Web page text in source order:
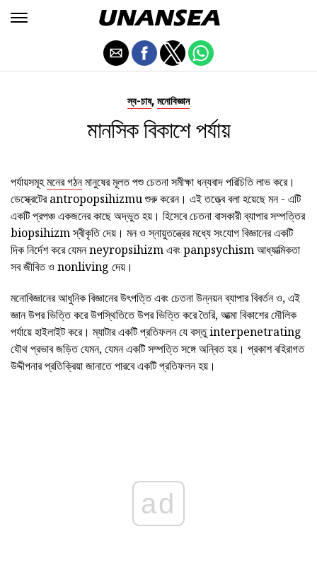
স্ব-চাষ, মনোবিজ্ঞান
মানসিক বিকাশে পর্যায়
পর্যায়সমূহমনের গঠনমানুষের মূলত পশু চেতনা সমীক্ষা ধন্যবাদ পরিচিতি লাভ করে।
ডেস্ক্রেটের antropopsihizmu শুরু করেন। এই তত্ত্বে বলা হয়েছে মন - এটি
একটি প্রপঞ্চ একজনের কাছে অদ্ভুত হয়। হিসেবে চেতনা বাসকারী ব্যাপার সম্পত্তির
biopsihizm স্বীকৃতি দেয়। মন ও স্নায়ুতন্ত্রের মধ্যে সংযোগ বিজ্ঞানের একটি
দিক নির্দেশ করে যেমন neyropsihizm এবং panpsychism আধ্যাত্মিকতা
সব জীবিত ও nonliving দেয়।
মনোবিজ্ঞানের আধুনিক বিজ্ঞানের উৎপত্তি এবং চেতনা উন্নয়ন ব্যাপার বিবর্তন ও, এই
জ্ঞান উপর ভিত্তি করে উপস্থিতিতে উপর ভিত্তি করে তৈরি, আত্মা বিকাশের মৌলিক
পর্যায়ে হাইলাইট করে। ম্যাটার একটি প্রতিফলন যে বস্তু interpenetrating
যৌথ প্রভাব জড়িত যেমন, যেমন একটি সম্পত্তি সঙ্গে অন্বিত হয়। প্রকাশ বহিরাগত
উদ্দীপনার প্রতিক্রিয়া জানাতে পারবে একটি প্রতিফলন হয়।
ad